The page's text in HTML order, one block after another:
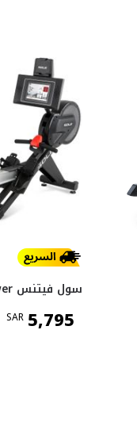
سول فيتنس SR550 Air Rower
SAR 5,795